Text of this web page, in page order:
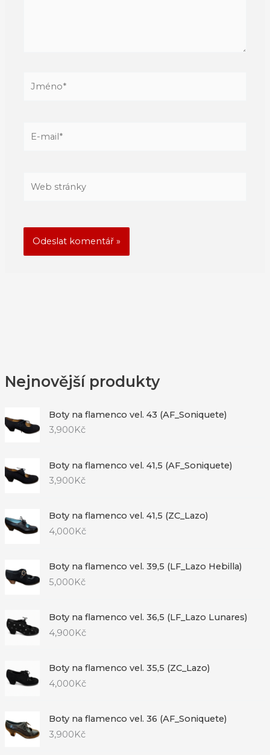
Nejnovější produkty
Boty na flamenco vel. 43 (AF_Soniquete)
3,900 Kč
Boty na flamenco vel. 41,5 (AF_Soniquete)
3,900 Kč
Boty na flamenco vel. 41,5 (ZC_Lazo)
4,000Kč
Boty na flamenco vel. 39,5 (LF_Lazo Hebilla)
5,000Kč
Boty na flamenco vel. 36,5 (LF_Lazo Lunares)
4,900Kč
Boty na flamenco vel. 35,5 (ZC_Lazo)
4,000Kč
Boty na flamenco vel. 36 (AF_Soniquete)
3,900Kč
mail*